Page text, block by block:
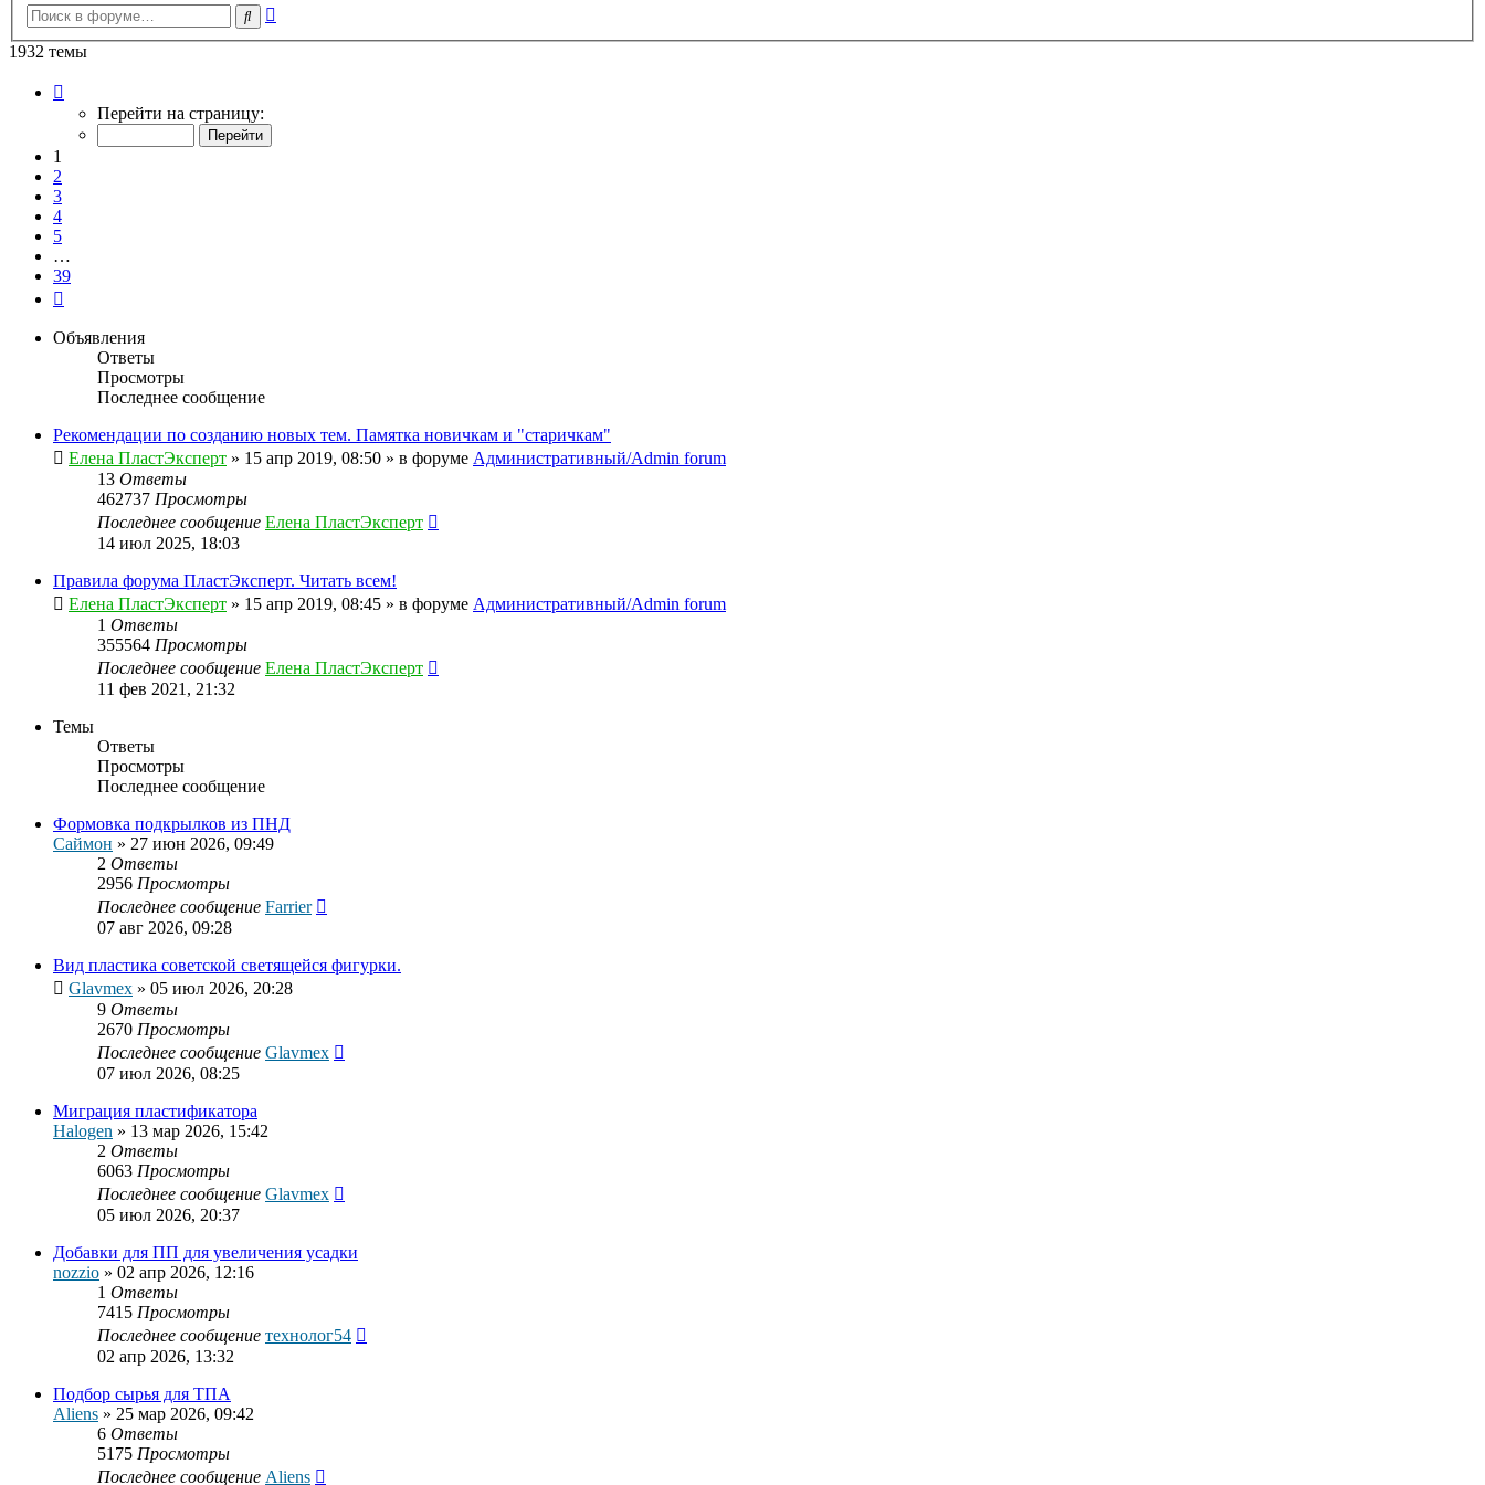
Поиск
1932 темы
Перейти на страницу:
1
2
3
4
5
…
39
Объявления
Ответы
Просмотры
Последнее сообщение
Рекомендации по созданию новых тем. Памятка новичкам и "старичкам"
Елена ПластЭксперт » 15 апр 2019, 08:50 » в форуме Административный/Admin forum
13 Ответы
462737 Просмотры
Последнее сообщение Елена ПластЭксперт
14 июл 2025, 18:03
Правила форума ПластЭксперт. Читать всем!
Елена ПластЭксперт » 15 апр 2019, 08:45 » в форуме Административный/Admin forum
1 Ответы
355564 Просмотры
Последнее сообщение Елена ПластЭксперт
11 фев 2021, 21:32
Темы
Ответы
Просмотры
Последнее сообщение
Формовка подкрылков из ПНД
Саймон » 27 июн 2026, 09:49
2 Ответы
2956 Просмотры
Последнее сообщение Farrier
07 авг 2026, 09:28
Вид пластика советской светящейся фигурки.
Glavmex » 05 июл 2026, 20:28
9 Ответы
2670 Просмотры
Последнее сообщение Glavmex
07 июл 2026, 08:25
Миграция пластификатора
Halogen » 13 мар 2026, 15:42
2 Ответы
6063 Просмотры
Последнее сообщение Glavmex
05 июл 2026, 20:37
Добавки для ПП для увеличения усадки
nozzio » 02 апр 2026, 12:16
1 Ответы
7415 Просмотры
Последнее сообщение технолог54
02 апр 2026, 13:32
Подбор сырья для ТПА
Aliens » 25 мар 2026, 09:42
6 Ответы
5175 Просмотры
Последнее сообщение Aliens